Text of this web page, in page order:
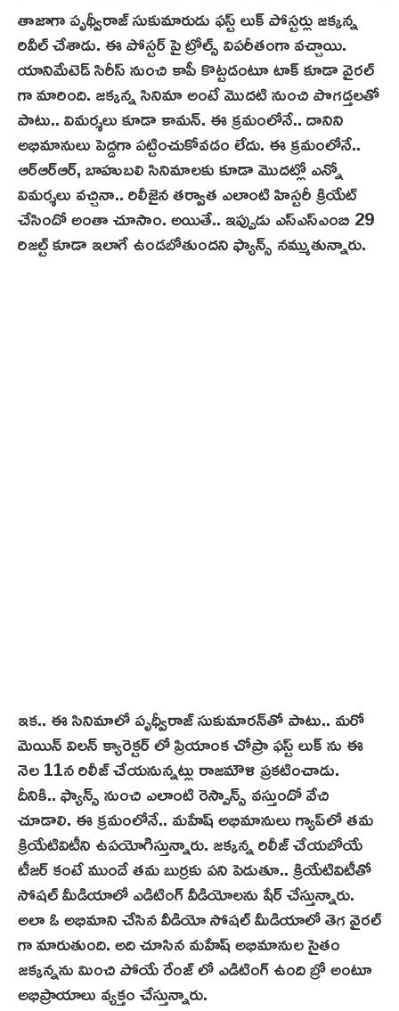
తాజాగా పృథ్వీరాజ్ సుకుమారుడు ఫస్ట్ లుక్ పోస్టర్లు జక్కన్న
రివీల్ చేశాడు. ఈ పోస్టర్ పై ట్రోల్స్ విపరీతంగా వచ్చాయి.
యానిమేటెడ్ సిరీస్ నుంచి కాపీ కొట్టడంటూ టాక్‌ కూడా వైరల్
గా మారింది. జక్కన్న సినిమా అంటే మొదటి నుంచి పొగడ్తలతో
పాటు.. విమర్శలు కూడా కామన్. ఈ క్రమంలోనే.. దానిని
అభిమానులు పెద్దగా పట్టించుకోవడం లేదు. ఈ క్రమంలోనే..
ఆర్‌ఆర్ఆర్, బాహుబలి సినిమాలకు కూడా మొదట్లో ఎన్నో
విమర్శలు వచ్చినా.. రిలీజైన‌ తర్వాత ఎలాంటి హిస్టరీ క్రియేట్
చేసిందో అంతా చూసాం. అయితే.. ఇప్పుడు ఎస్ఎస్ఎంబి 29
రిజల్ట్ కూడా ఇలాగే ఉండబోతుందని ఫ్యాన్స్ నమ్ముతున్నారు.
ఇక.. ఈ సినిమాలో పృధ్వీరాజ్ సుకుమారన్‌తో పాటు.. మరో
మెయిన్ విలన్ క్యారెక్టర్ లో ప్రియాంక చోప్రా ఫస్ట్ లుక్ ను ఈ
నెల 11న రిలీజ్ చేయనున్నట్లు రాజమౌళి ప్రకటించాడు.
దీనికి.. ఫ్యాన్స్ నుంచి ఎలాంటి రెస్పాన్స్ వస్తుందో వేచి
చూడాలి. ఈ క్రమంలోనే.. మహేష్ అభిమానులు గ్యాప్‌లో తమ
క్రియేటివిటీని ఉపయోగిస్తున్నారు. జక్కన్న రిలీజ్ చేయబోయే
టీజర్ కంటే ముందే తమ బుర్రకు పని పెడుతూ.. క్రియేటివిటీతో
సోషల్ మీడియాలో ఎడిటింగ్ వీడియోలను షేర్ చేస్తున్నారు.
అలా ఓ అభిమాని చేసిన వీడియో సోషల్ మీడియాలో తెగ వైరల్
గా మారుతుంది. అది చూసిన మహేష్ అభిమానుల సైతం
జక్కన్నను మించి పోయే రేంజ్ లో ఎడిటింగ్ ఉంది బ్రో అంటూ
అభిప్రాయాలు వ్యక్తం చేస్తున్నారు.